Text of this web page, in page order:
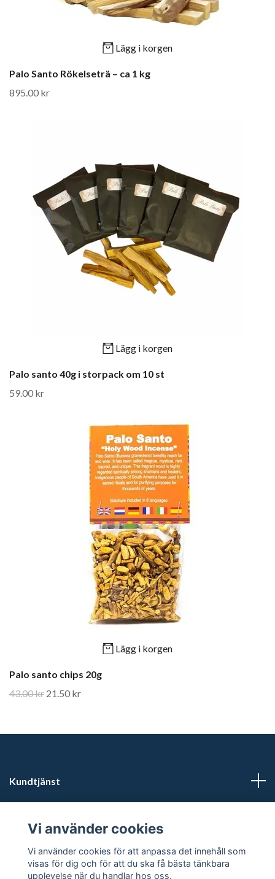
Lägg i korgen
Palo Santo Rökelseträ – ca 1 kg
895.00 kr
Lägg i korgen
Palo santo 40g i storpack om 10 st
59.00 kr
Lägg i korgen
Palo santo chips 20g
43.00 kr 21.50 kr
Kundtjänst
Sociala medier
Vi använder cookies
Vi använder cookies för att anpassa det innehåll som
visas för dig och för att du ska få bästa tänkbara
upplevelse när du handlar hos oss.